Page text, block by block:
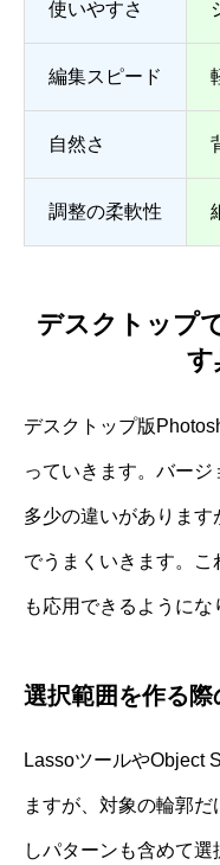
使いやすさ
編集スピード
自然さ
調整の柔軟性
デスクトップ
す
デスクトップ版
っていきます。バー
多少の違いがありま
でうまくいきます。
も応用できるようにな
選択範囲を作る際
LassoツールやObject
ますが、対象の輪郭
しパターンも含めて